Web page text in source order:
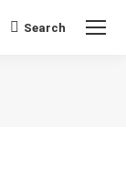
Search:
Search